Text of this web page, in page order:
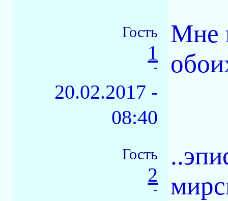
Гость
1
-
20.02.2017 -
08:40
Мне
Гость
2
-